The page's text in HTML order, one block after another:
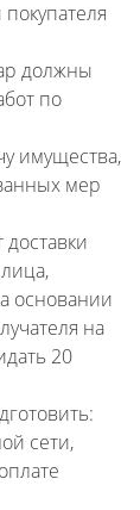
должны
по
имущества,
мер
основании
на
20
сети,